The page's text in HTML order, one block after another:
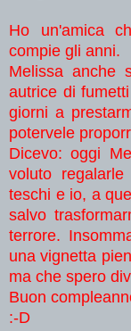
Ho un'amica
compie gli anni.
Melissa anche
autrice di
giorni a
potervele
Dicevo: oggi
voluto
teschi e io, a
salvo
terrore.
una vignetta
ma che spero
Buon
:-D